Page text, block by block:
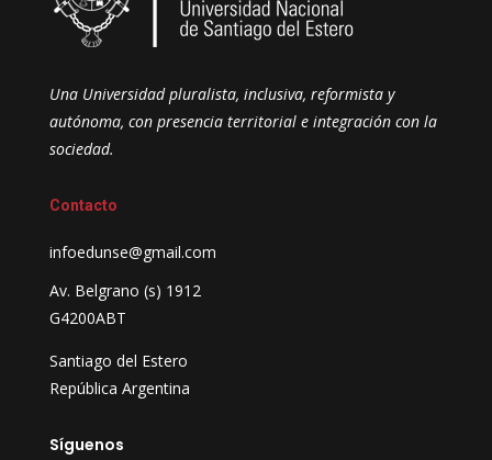
Una Universidad pluralista, inclusiva, reformista y
autónoma, con presencia territorial e integración con la
sociedad.
Contacto
infoedunse@gmail.com
Av. Belgrano (s) 1912
G4200ABT
Santiago del Estero
República Argentina
Síguenos